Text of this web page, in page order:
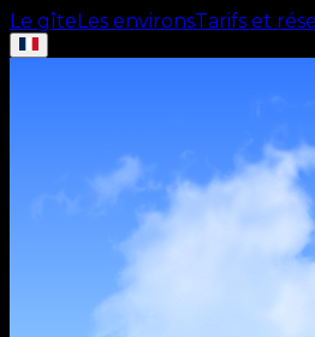
Le gîteLes environsTarifs et